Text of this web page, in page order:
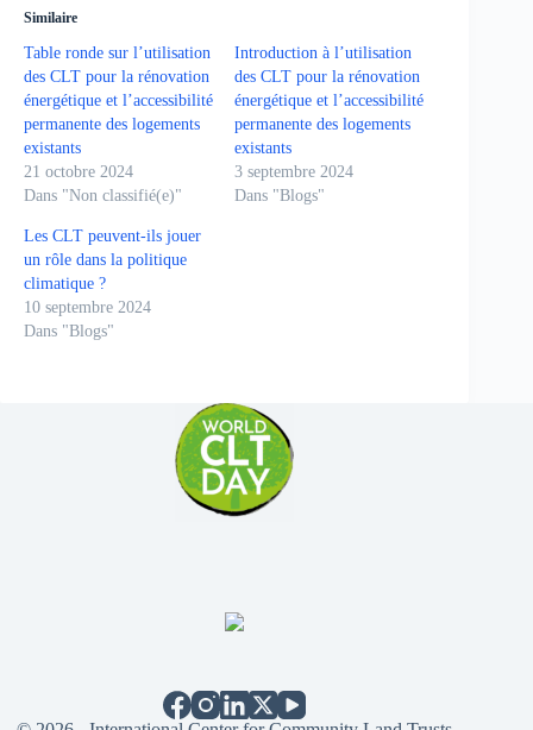
Similaire
Table ronde sur l’utilisation
des CLT pour la rénovation
énergétique et l’accessibilité
permanente des logements
existants
21 octobre 2024
Dans "Non classifié(e)"
Introduction à l’utilisation
des CLT pour la rénovation
énergétique et l’accessibilité
permanente des logements
existants
3 septembre 2024
Dans "Blogs"
Les CLT peuvent-ils jouer
un rôle dans la politique
climatique ?
10 septembre 2024
Dans "Blogs"